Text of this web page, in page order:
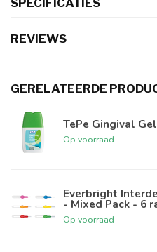
SPECIFICATIES
REVIEWS
GERELATEERDE
TePe Gingival
Op voorraad
Everbright
- Mixed Pack - 6
Op voorraad